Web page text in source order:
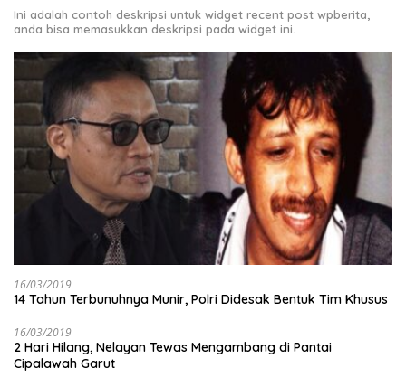
Ini adalah contoh deskripsi untuk widget recent post wpberita,
anda bisa memasukkan deskripsi pada widget ini.
16/03/2019
14 Tahun Terbunuhnya Munir, Polri Didesak Bentuk Tim Khusus
16/03/2019
2 Hari Hilang, Nelayan Tewas Mengambang di Pantai
Cipalawah Garut